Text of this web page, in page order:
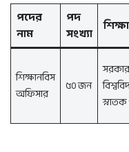
পদের
নাম
পদ
সংখ্যা
শিক্ষানবিস
অফিসার
৫০ জন
স্নাতক